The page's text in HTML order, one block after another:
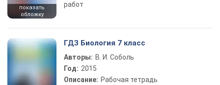
показать
обложку
работ
ГДЗ Биология 7 класс
Авторы: В. И. Соболь
Год: 2015
Описание: Рабочая тетрадь